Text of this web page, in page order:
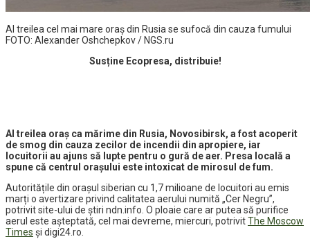
Al treilea cel mai mare oraș din Rusia se sufocă din cauza fumului
FOTO: Alexander Oshchepkov / NGS.ru
Susține Ecopresa, distribuie!
Al treilea oraș ca mărime din Rusia, Novosibirsk, a fost acoperit
de smog din cauza zecilor de incendii din apropiere, iar
locuitorii au ajuns să lupte pentru o gură de aer. Presa locală a
spune că centrul orașului este intoxicat de mirosul de fum.
Autoritățile din orașul siberian cu 1,7 milioane de locuitori au emis
marți o avertizare privind calitatea aerului numită „Cer Negru”,
potrivit site-ului de știri ndn.info. O ploaie care ar putea să purifice
aerul este așteptată, cel mai devreme, miercuri, potrivitThe Moscow
Times și digi24.ro.